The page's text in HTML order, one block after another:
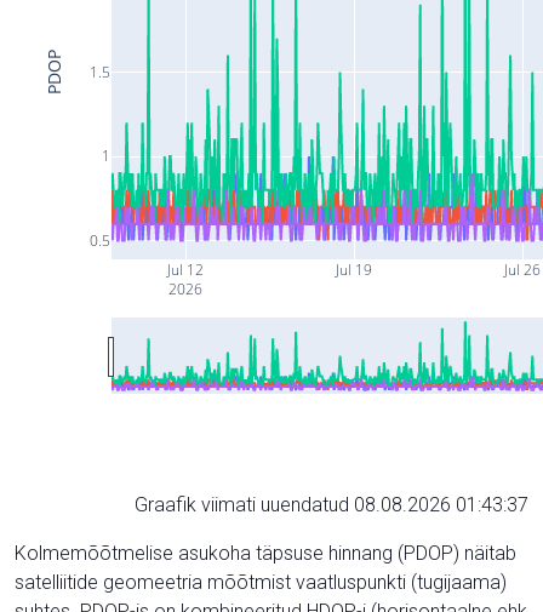
Jul 12
2026
Jul 19 Jul 26
0.5
1
1.5
PDOP
Graafik viimati uuendatud 08.08.2026 01:43:37
Kolmemõõtmelise asukoha täpsuse hinnang (PDOP) näitab
satelliitide geomeetria mõõtmist vaatluspunkti (tugijaama)